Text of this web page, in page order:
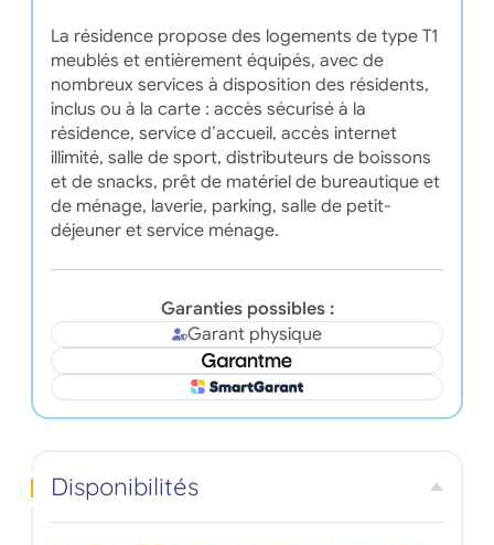
La résidence propose des logements de type T1
meublés et entièrement équipés, avec de
nombreux services à disposition des résidents,
inclus ou à la carte : accès sécurisé à la
résidence, service d’accueil, accès internet
illimité, salle de sport, distributeurs de boissons
et de snacks, prêt de matériel de bureautique et
de ménage, laverie, parking, salle de petit-
déjeuner et service ménage.
Garanties possibles :
Garant physique
Disponibilités